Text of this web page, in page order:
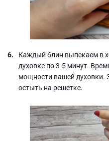
Каждый блин выпекаем в
духовке по 3-5 минут.
мощности вашей духовки.
остыть на решетке.